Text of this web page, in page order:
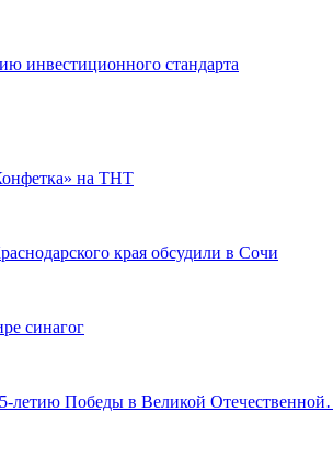
инвестиционного стандарта
на ТНТ
края обсудили в Сочи
синагог
летию Победы в Великой